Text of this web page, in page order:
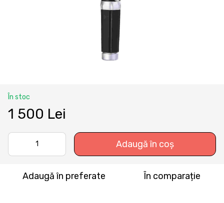
În stoc
1 500 Lei
Adaugă în coș
Adaugă în preferate În comparație